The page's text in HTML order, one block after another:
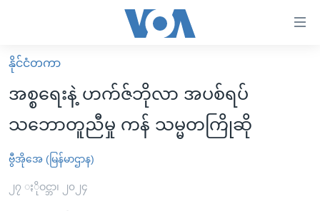
လွယ်ကူ
စေ
သည့်
များ
ပင်မ
မူလစာမျက်နှာ
မြန်မာ
ကမ္ဘာ့သတင်းများ
နိုင်ငံတကာ
ဗွီဒီယို
နိုင်ငံတကာ
အစ္စရေးနဲ့ ဟက်ဇ်ဘိုလာ အပစ်ရပ်
သဘောတူညီမှု ကန် သမ္မတကြိုဆို
ဗွီအိုအေ (မြန်မာဌာန)
၂၇ ႏိုဝင္ဘာ၊ ၂၀၂၄